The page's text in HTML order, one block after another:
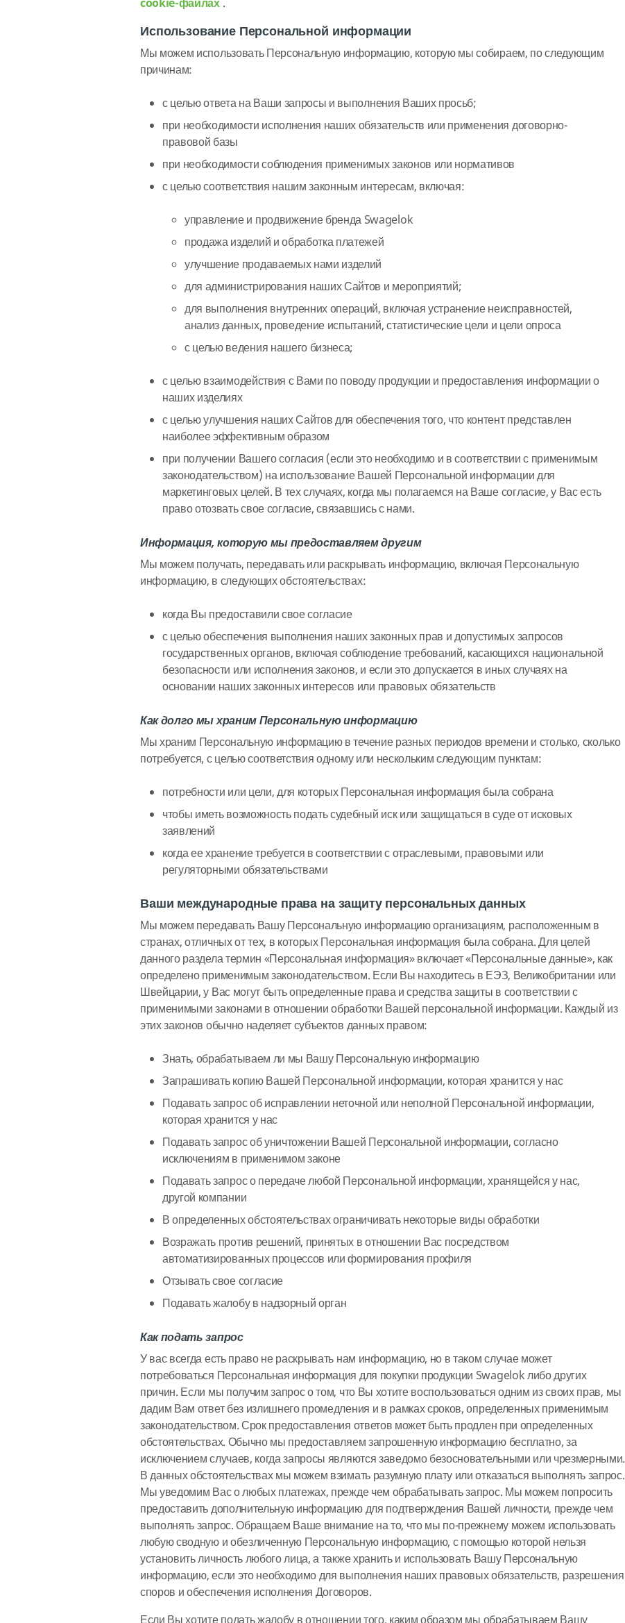
cookie-файлах.
Использование Персональной информации
Мы можем использовать Персональную информацию, которую мы собираем, по следующим
причинам:
с целью ответа на Ваши запросы и выполнения Ваших просьб;
при необходимости исполнения наших обязательств или применения договорно-
правовой базы
при необходимости соблюдения применимых законов или нормативов
с целью соответствия нашим законным интересам, включая:
управление и продвижение бренда Swagelok
продажа изделий и обработка платежей
улучшение продаваемых нами изделий
для администрирования наших Сайтов и мероприятий;
для выполнения внутренних операций, включая устранение неисправностей,
анализ данных, проведение испытаний, статистические цели и цели опроса
с целью ведения нашего бизнеса;
с целью взаимодействия с Вами по поводу продукции и предоставления информации о
наших изделиях
с целью улучшения наших Сайтов для обеспечения того, что контент представлен
наиболее эффективным образом
при получении Вашего согласия (если это необходимо и в соответствии с применимым
законодательством) на использование Вашей Персональной информации для
маркетинговых целей. В тех случаях, когда мы полагаемся на Ваше согласие, у Вас есть
право отозвать свое согласие, связавшись с нами.
Информация, которую мы предоставляем другим
Мы можем получать, передавать или раскрывать информацию, включая Персональную
информацию, в следующих обстоятельствах:
когда Вы предоставили свое согласие
с целью обеспечения выполнения наших законных прав и допустимых запросов
государственных органов, включая соблюдение требований, касающихся национальной
безопасности или исполнения законов, и если это допускается в иных случаях на
основании наших законных интересов или правовых обязательств
Как долго мы храним Персональную информацию
Мы храним Персональную информацию в течение разных периодов времени и столько, сколько
потребуется, с целью соответствия одному или нескольким следующим пунктам:
потребности или цели, для которых Персональная информация была собрана
чтобы иметь возможность подать судебный иск или защищаться в суде от исковых
заявлений
когда ее хранение требуется в соответствии с отраслевыми, правовыми или
регуляторными обязательствами
Ваши международные права на защиту персональных данных
Мы можем передавать Вашу Персональную информацию организациям, расположенным в
странах, отличных от тех, в которых Персональная информация была собрана. Для целей
данного раздела термин «Персональная информация» включает «Персональные данные», как
определено применимым законодательством. Если Вы находитесь в ЕЭЗ, Великобритании или
Швейцарии, у Вас могут быть определенные права и средства защиты в соответствии с
применимыми законами в отношении обработки Вашей персональной информации. Каждый из
этих законов обычно наделяет субъектов данных правом:
Знать, обрабатываем ли мы Вашу Персональную информацию
Запрашивать копию Вашей Персональной информации, которая хранится у нас
Подавать запрос об исправлении неточной или неполной Персональной информации,
которая хранится у нас
Подавать запрос об уничтожении Вашей Персональной информации, согласно
исключениям в применимом законе
Подавать запрос о передаче любой Персональной информации, хранящейся у нас,
другой компании
В определенных обстоятельствах ограничивать некоторые виды обработки
Возражать против решений, принятых в отношении Вас посредством
автоматизированных процессов или формирования профиля
Отзывать свое согласие
Подавать жалобу в надзорный орган
Как подать запрос
У вас всегда есть право не раскрывать нам информацию, но в таком случае может
потребоваться Персональная информация для покупки продукции Swagelok либо других
причин. Если мы получим запрос о том, что Вы хотите воспользоваться одним из своих прав, мы
дадим Вам ответ без излишнего промедления и в рамках сроков, определенных применимым
законодательством. Срок предоставления ответов может быть продлен при определенных
обстоятельствах. Обычно мы предоставляем запрошенную информацию бесплатно, за
исключением случаев, когда запросы являются заведомо безосновательными или чрезмерными.
В данных обстоятельствах мы можем взимать разумную плату или отказаться выполнять запрос.
Мы уведомим Вас о любых платежах, прежде чем обрабатывать запрос. Мы можем попросить
предоставить дополнительную информацию для подтверждения Вашей личности, прежде чем
выполнять запрос. Обращаем Ваше внимание на то, что мы по-прежнему можем использовать
любую сводную и обезличенную Персональную информацию, с помощью которой нельзя
установить личность любого лица, а также хранить и использовать Вашу Персональную
информацию, если это необходимо для выполнения наших правовых обязательств, разрешения
споров и обеспечения исполнения Договоров.